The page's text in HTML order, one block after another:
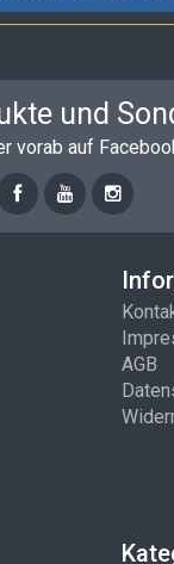
und
vorab auf
AGB